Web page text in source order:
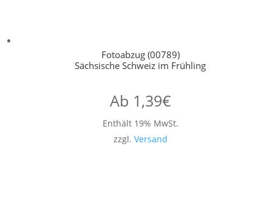
Fotoabzug (00789)
Sächsische Schweiz im Frühling
Ab 1,39€
Enthält 19% MwSt.
zzgl. Versand